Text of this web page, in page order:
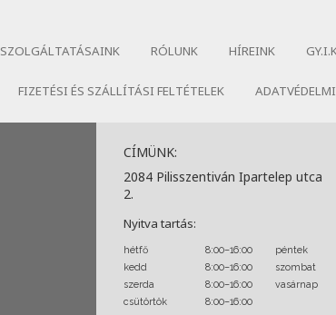
SZOLGÁLTATÁSAINK RÓLUNK HÍREINK
FIZETÉSI ÉS SZÁLLÍTÁSI FELTÉTELEK
CÍMÜNK:
2084 Pilisszentiván Ipartelep utca
2.
Nyitva tartás:
hétfő 8:00–16:00 péntek
kedd
8:00–16:00 szombat
szerda
8:00–16:00 vasárnap
csütörtök
8:00–16:00